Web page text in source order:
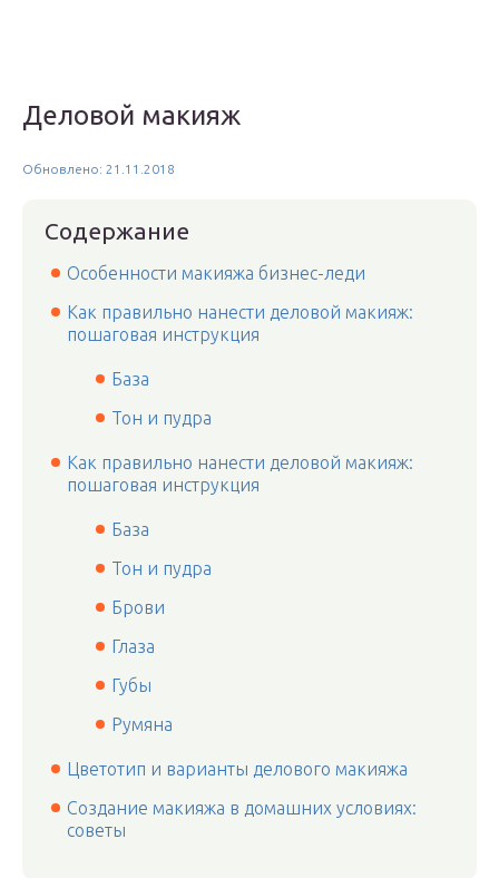
Деловой макияж
Обновлено: 21.11.2018
Содержание
Особенности макияжа бизнес-леди
Как правильно нанести деловой макияж:
пошаговая инструкция
База
Тон и пудра
Как правильно нанести деловой макияж:
пошаговая инструкция
База
Тон и пудра
Брови
Глаза
Губы
Румяна
Цветотип и варианты делового макияжа
Создание макияжа в домашних условиях:
советы